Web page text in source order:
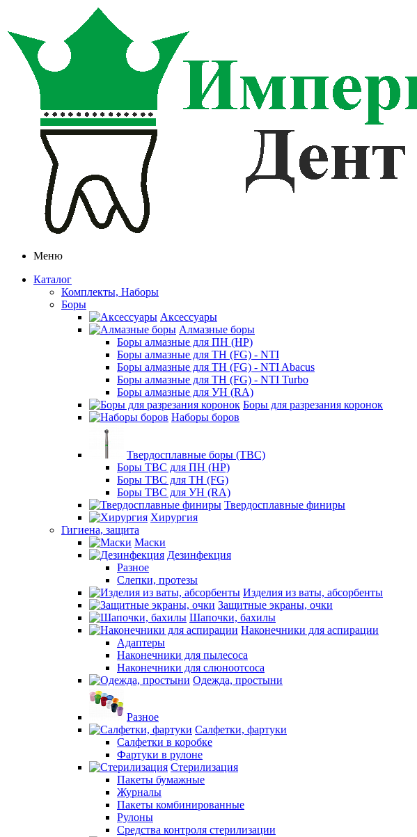
Меню
Каталог
Комплекты, Наборы
Боры
Аксессуары
Алмазные боры
Боры алмазные для ПН (HP)
Боры алмазные для ТН (FG) - NTI
Боры алмазные для ТН (FG) - NTI Abacus
Боры алмазные для ТН (FG) - NTI Turbo
Боры алмазные для УН (RA)
Боры для разрезания коронок
Наборы боров
Твердосплавные боры (ТВС)
Боры ТВС для ПН (HP)
Боры ТВС для ТН (FG)
Боры ТВС для УН (RA)
Твердосплавные финиры
Хирургия
Гигиена, защита
Маски
Дезинфекция
Разное
Слепки, протезы
Изделия из ваты, абсорбенты
Защитные экраны, очки
Шапочки, бахилы
Наконечники для аспирации
Адаптеры
Наконечники для пылесоса
Наконечники для слюноотсоса
Одежда, простыни
Разное
Салфетки, фартуки
Салфетки в коробке
Фартуки в рулоне
Стерилизация
Пакеты бумажные
Журналы
Пакеты комбинированные
Рулоны
Средства контроля стерилизации